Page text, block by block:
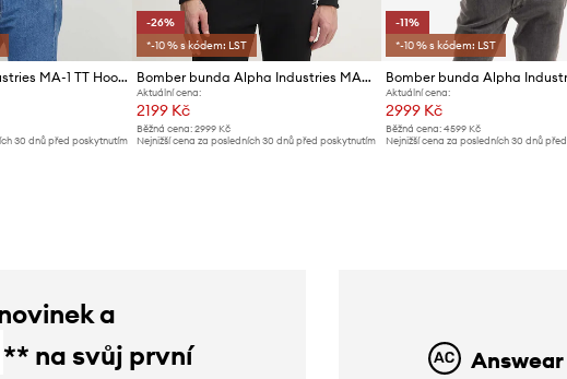
Bunda Alpha Industries MA-1 TT Hood
30 dnů před poskytnutím
-26%
*-10 % s kódem: LST
Bomber bunda Alpha Industries MA-1 TTC
Aktuální cena:
2199 Kč
Běžná cena: 2999 Kč
Nejnižší cena za posledních 30 dnů před poskytnutím
-11%
*-10 % s kódem: LST
Aktuální cena:
2999 Kč
Běžná cena: 4599 Kč
Nejnižší cena za posledních 30 dnů
a
** na svůj první